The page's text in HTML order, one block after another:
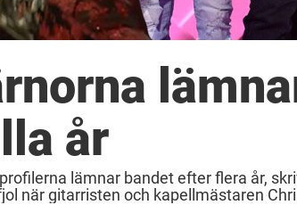
år
lämnar bandet efter flera år,
när gitarristen och kapellmästaren